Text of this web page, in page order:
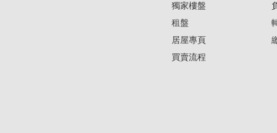
獨家樓盤
租盤
居屋專頁
買賣流程